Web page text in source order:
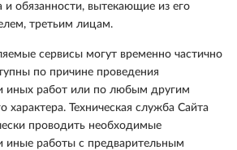
и обязанности, вытекающие из его
третьим лицам.
сервисы могут временно частично
по причине проведения
иных работ или по любым другим
характера. Техническая служба Сайта
проводить необходимые
иные работы с предварительным